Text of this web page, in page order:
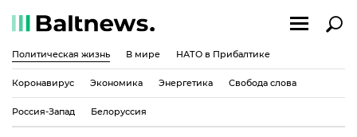
Политическая жизнь В мире НАТО в Прибалтике
Коронавирус Экономика Энергетика Свобода слова
Россия-Запад Белоруссия